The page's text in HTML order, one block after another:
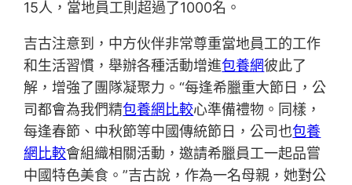
15人，當地員工則超過了1000名。
吉古注意到，中方伙伴非常尊重當地員工的工作
和生活習慣，舉辦各種活動增進包養網彼此了
解，增強了團隊凝聚力。“每逢希臘重大節日，公
司都會為我們精包養網比較心準備禮物。同樣，
每逢春節、中秋節等中國傳統節日，公司也包養
網比較會組織相關活動，邀請希臘員工一起品嘗
中國特色美食。”吉古說，作為一名母親，她對公